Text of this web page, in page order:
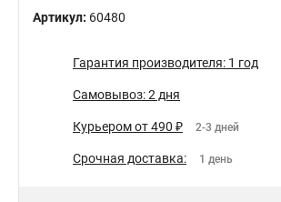
Артикул: 60480
Гарантия производителя: 1 год
Самовывоз: 2 дня
Курьером от 490 ₽ 2-3 дней
Срочная доставка: 1 день